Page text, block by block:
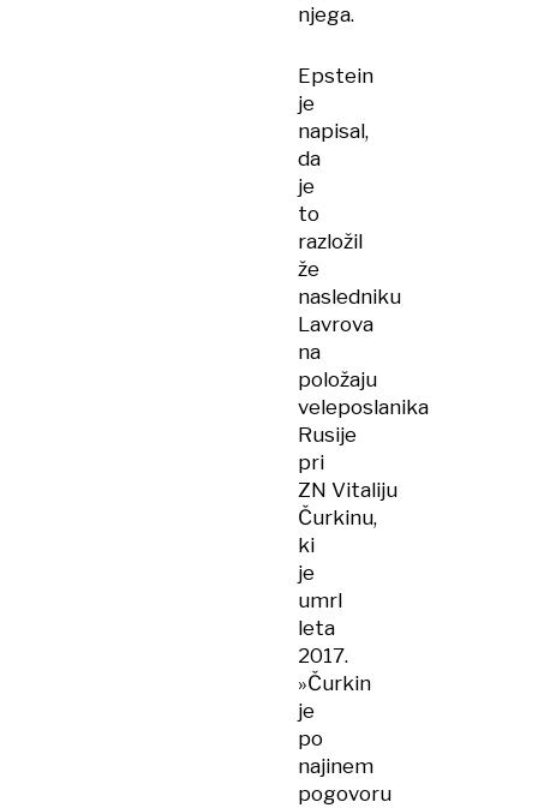
njega.
Epstein
je
napisal,
da
je
to
razložil
že
nasledniku
Lavrova
na
položaju
veleposlanika
Rusije
pri
ZN Vitaliju
Čurkinu,
ki
je
umrl
leta
2017.
»Čurkin
je
po
najinem
pogovoru